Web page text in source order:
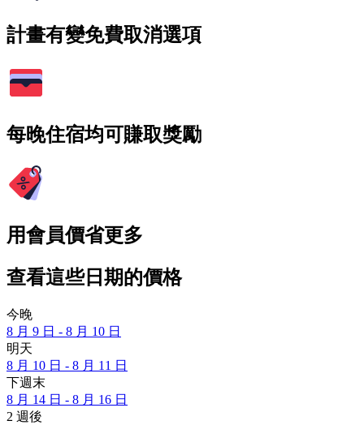
計畫有變免費取消選項
每晚住宿均可賺取獎勵
用會員價省更多
查看這些日期的價格
今晚
8 月 9 日 - 8 月 10 日
明天
8 月 10 日 - 8 月 11 日
下週末
8 月 14 日 - 8 月 16 日
2 週後